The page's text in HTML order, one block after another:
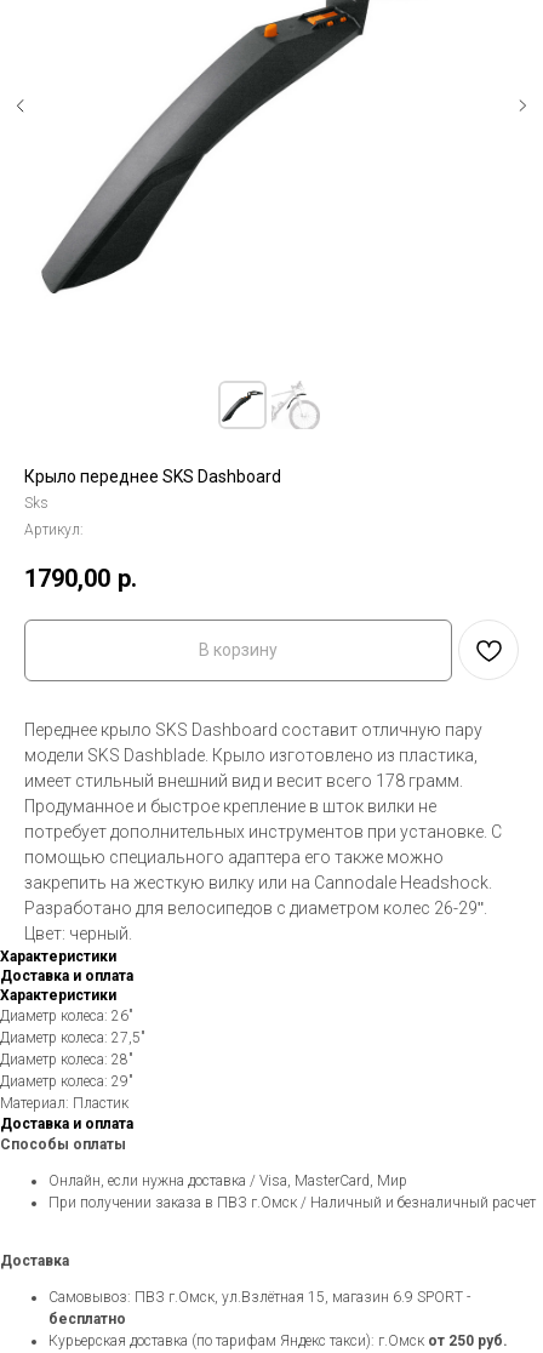
Крыло переднее SKS Dashboard
Sks
Артикул:
1790,00 р.
В корзину
Переднее крыло SKS Dashboard составит отличную пару
модели SKS Dashblade. Крыло изготовлено из пластика,
имеет стильный внешний вид и весит всего 178 грамм.
Продуманное и быстрое крепление в шток вилки не
потребует дополнительных инструментов при установке. С
помощью специального адаптера его также можно
закрепить на жесткую вилку или на Cannodale Headshock.
Разработано для велосипедов с диаметром колес 26-29ʺ.
Цвет: черный.
Характеристики
Доставка и оплата
Характеристики
Диаметр колеса: 26"
Диаметр колеса: 27,5"
Диаметр колеса: 28"
Диаметр колеса: 29"
Материал: Пластик
Доставка и оплата
Способы оплаты
Онлайн, если нужна доставка / Visa, MasterCard, Мир
При получении заказа в ПВЗ г.Омск / Наличный и безналичный расчет
Доставка
Самовывоз: ПВЗ г.Омск, ул.Взлётная 15, магазин 6.9 SPORT -
бесплатно
Курьерская доставка (по тарифам Яндекс такси): г.Омск от 250 руб.